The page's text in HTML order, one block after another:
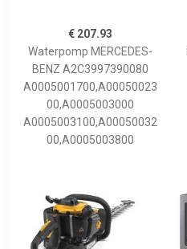
€ 207.93
Waterpomp MERCEDES-
BENZ A2C3997390080
A0005001700,A00050023
00,A0005003000
A0005003100,A00050032
00,A0005003800